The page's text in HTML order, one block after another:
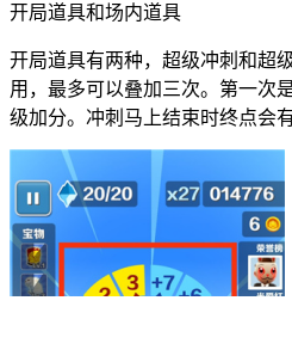
开局道具和场内道具
开局道具有两种，超级冲刺和超
用，最多可以叠加三次。第一次
级加分。冲刺马上结束时终点会